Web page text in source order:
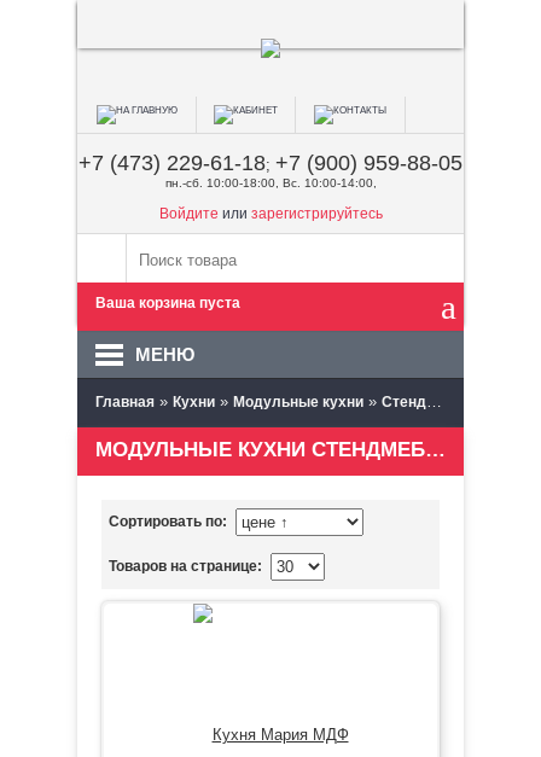
+7 (473) 229-61-18; +7 (900) 959-88-05
пн.-сб. 10:00-18:00, Вс. 10:00-14:00,
Войдите или зарегистрируйтесь
Ваша корзина пуста
МЕНЮ
Главная » Кухни » Модульные кухни » Стендмебель (Пенза)
МОДУЛЬНЫЕ КУХНИ СТЕНДМЕБЕЛЬ (ПЕНЗА)
Сортировать по:
Товаров на странице: